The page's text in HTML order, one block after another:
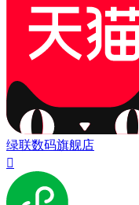
绿联数码旗舰店
